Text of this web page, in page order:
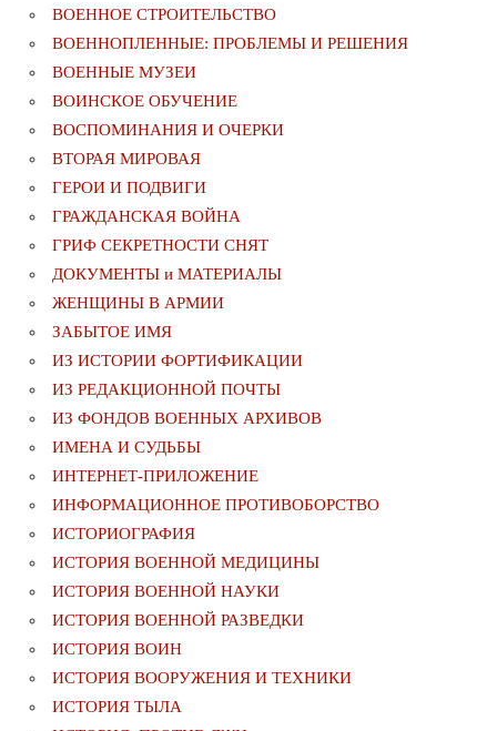
ВОЕННОЕ СТРОИТЕЛЬСТВО
ВОЕННОПЛЕННЫЕ: ПРОБЛЕМЫ И РЕШЕНИЯ
ВОЕННЫЕ МУЗЕИ
ВОИНСКОЕ ОБУЧЕНИЕ
ВОСПОМИНАНИЯ И ОЧЕРКИ
ВТОРАЯ МИРОВАЯ
ГЕРОИ И ПОДВИГИ
ГРАЖДАНСКАЯ ВОЙНА
ГРИФ СЕКРЕТНОСТИ СНЯТ
ДОКУМЕНТЫ и МАТЕРИАЛЫ
ЖЕНЩИНЫ В АРМИИ
ЗАБЫТОЕ ИМЯ
ИЗ ИСТОРИИ ФОРТИФИКАЦИИ
ИЗ РЕДАКЦИОННОЙ ПОЧТЫ
ИЗ ФОНДОВ ВОЕННЫХ АРХИВОВ
ИМЕНА И СУДЬБЫ
ИНТЕРНЕТ-ПРИЛОЖЕНИЕ
ИНФОРМАЦИОННОЕ ПРОТИВОБОРСТВО
ИСТОРИОГРАФИЯ
ИСТОРИЯ ВОЕННОЙ МЕДИЦИНЫ
ИСТОРИЯ ВОЕННОЙ НАУКИ
ИСТОРИЯ ВОЕННОЙ РАЗВЕДКИ
ИСТОРИЯ ВОИН
ИСТОРИЯ ВООРУЖЕНИЯ И ТЕХНИКИ
ИСТОРИЯ ТЫЛА